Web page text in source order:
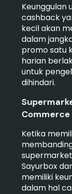
Keunggulan
cashback
kecil akan
dalam
promo satu
harian
untuk
dihindari.
Ketika
Sayurbox
memiliki
dalam hal